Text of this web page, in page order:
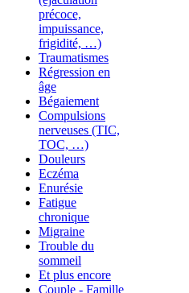
précoce,
impuissance,
frigidité, …)
Traumatismes
Régression en
âge
Bégaiement
Compulsions
nerveuses (TIC,
TOC, …)
Douleurs
Eczéma
Enurésie
Fatigue
chronique
Migraine
Trouble du
sommeil
Et plus encore
Couple - Famille